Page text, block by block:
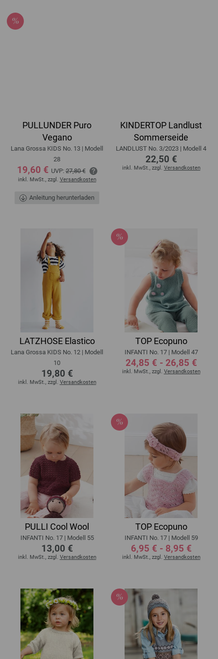
PULLUNDER Puro
Vegano
Lana Grossa KIDS No. 13 | Modell
28
19,60 € UVP:27,80 €
inkl. MwSt., zzgl. Versandkosten
Anleitung herunterladen
KINDERTOP Landlust
Sommerseide
LANDLUST No. 3/2023 | Modell 4
22,50 €
inkl. MwSt., zzgl. Versandkosten
LATZHOSE Elastico
Lana Grossa KIDS No. 12 | Modell
10
19,80 €
inkl. MwSt., zzgl. Versandkosten
TOP Ecopuno
INFANTI No. 17 | Modell 47
24,85 € - 26,85 €
inkl. MwSt., zzgl. Versandkosten
PULLI Cool Wool
INFANTI No. 17 | Modell 55
13,00 €
inkl. MwSt., zzgl. Versandkosten
TOP Ecopuno
INFANTI No. 17 | Modell 59
6,95 € - 8,95 €
inkl. MwSt., zzgl. Versandkosten